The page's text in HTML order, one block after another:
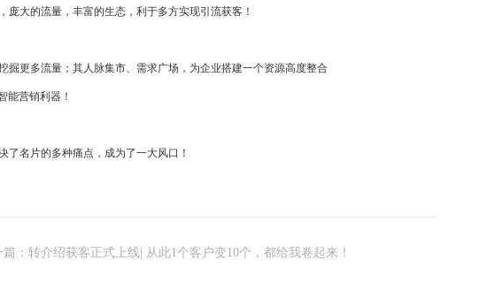
大的流量，丰富的生态，利于多方实现引流获客！
更多流量；其人脉集市、需求广场，为企业搭建一个资源高度整合
能营销利器！
名片的多种痛点，成为了一大风口！
篇：转介绍获客正式上线| 从此1个客户变10个，都给我卷起来！